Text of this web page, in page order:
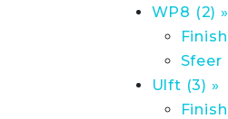
WP8 (2) »
Finish
Sfeer
Ulft (3) »
Finish